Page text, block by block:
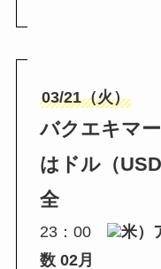
03/21（火）
バクエキマ
はドル（
全
23：00
米）
数 02月